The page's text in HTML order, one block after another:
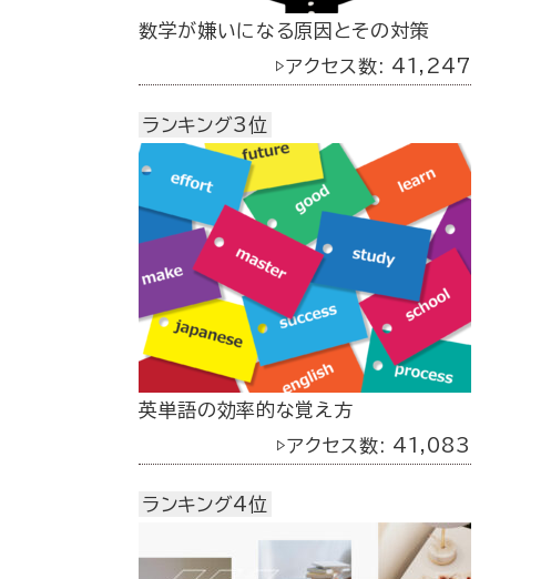
数学が嫌いになる原因とその対策
▷アクセス数: 41,247
ランキング3位
英単語の効率的な覚え方
▷アクセス数: 41,083
ランキング4位